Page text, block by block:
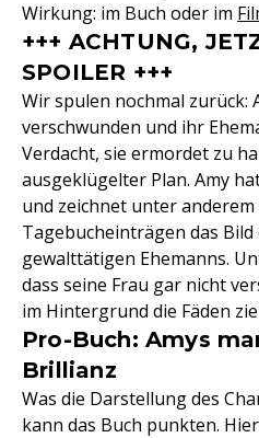
Wirkung: im Buch oder im
+++ ACHTUNG,
SPOILER +++
Wir spulen nochmal zurück:
verschwunden und ihr
Verdacht, sie ermordet zu
ausgeklügelter Plan. Amy
und zeichnet unter
Tagebucheinträgen das
gewalttätigen Ehemanns.
dass seine Frau gar nicht
im Hintergrund die Fäden
Pro-Buch: Amys
Brillianz
Was die Darstellung des
kann das Buch punkten.